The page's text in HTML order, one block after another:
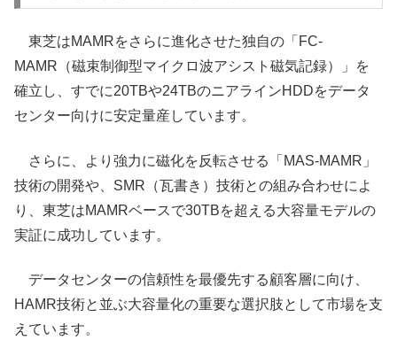
東芝はMAMRをさらに進化させた独自の「FC-
MAMR（磁束制御型マイクロ波アシスト磁気記録）」を
確立し、すでに20TBや24TBのニアラインHDDをデータ
センター向けに安定量産しています。
さらに、より強力に磁化を反転させる「MAS-MAMR」
技術の開発や、SMR（瓦書き）技術との組み合わせによ
り、東芝はMAMRベースで30TBを超える大容量モデルの
実証に成功しています。
データセンターの信頼性を最優先する顧客層に向け、
HAMR技術と並ぶ大容量化の重要な選択肢として市場を支
えています。